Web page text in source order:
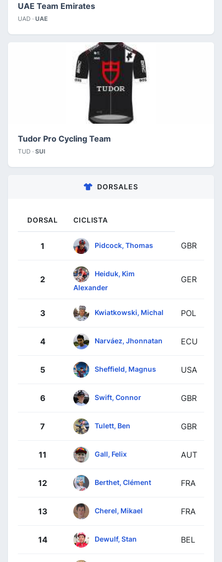
UAE Team Emirates
UAD · UAE
Tudor Pro Cycling Team
TUD · SUI
DORSALES
DORSAL CICLISTA
1 Pidcock, Thomas GBR
2
Heiduk, Kim
Alexander
GER
3 Kwiatkowski, Michal POL
4 Narváez, Jhonnatan ECU
5 Sheffield, Magnus USA
6 Swift, Connor GBR
7 Tulett, Ben GBR
11 Gall, Felix AUT
12 Berthet, Clément FRA
13 Cherel, Mikael FRA
14 Dewulf, Stan BEL